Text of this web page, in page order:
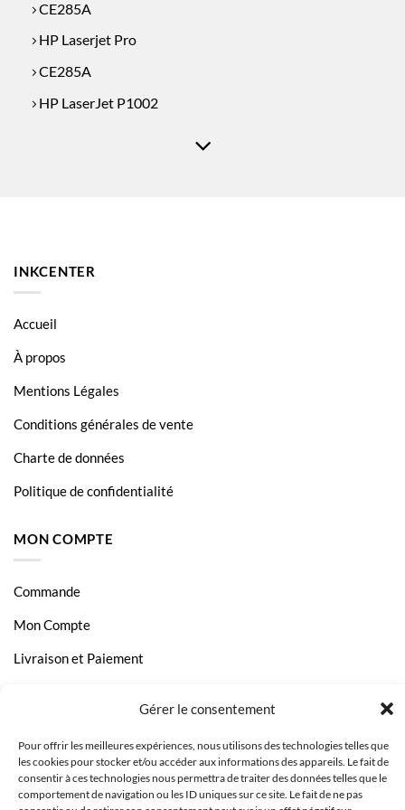
Gérer le consentement
Pour offrir les meilleures expériences, nous utilisons des technologies telles que
les cookies pour stocker et/ou accéder aux informations des appareils. Le fait de
consentir à ces technologies nous permettra de traiter des données telles que le
comportement de navigation ou les ID uniques sur ce site. Le fait de ne pas
CE285A
HP Laserjet Pro
CE285A
HP LaserJet P1002
HP LaserJet Pro M1132
HP LaserJet Pro M1200
HP LaserJet Pro M1200MFP
HP LaserJet Pro M1210
HP LaserJet Pro P1102W
INKCENTER
Accueil
À propos
Mentions Légales
Conditions générales de vente
Charte de données
Politique de confidentialité
MON COMPTE
Commande
Mon Compte
Livraison et Paiement